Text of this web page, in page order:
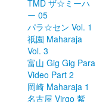
TMD ザ☆ミーハ
ー 05
パラ☆セン Vol. 1
祇園 Maharaja
Vol. 3
富山 Gig Gig Para
Video Part 2
岡崎 Maharaja 1
名古屋 Virgo 紫